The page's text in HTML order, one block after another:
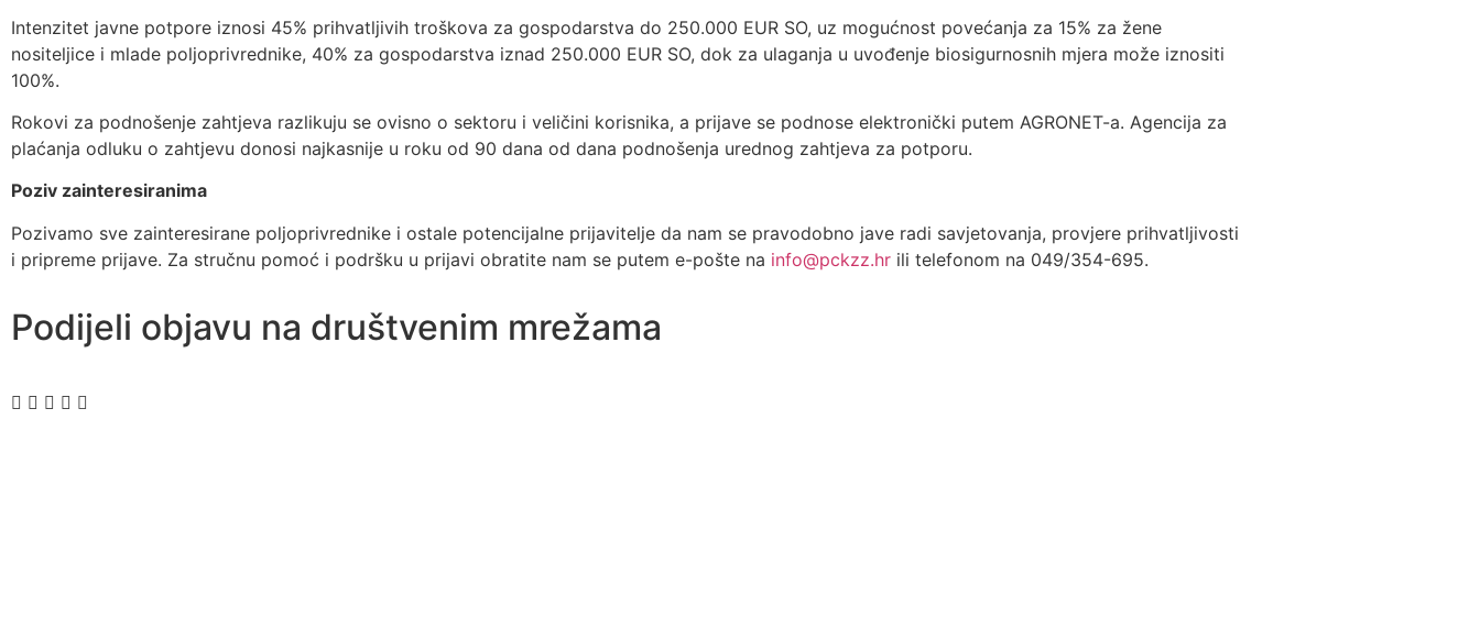
Intenzitet javne potpore iznosi 45% prihvatljivih troškova za gospodarstva do 250.000 EUR SO, uz mogućnost povećanja za 15% za žene
nositeljice i mlade poljoprivrednike, 40% za gospodarstva iznad 250.000 EUR SO, dok za ulaganja u uvođenje biosigurnosnih mjera može iznositi
100%.
Rokovi za podnošenje zahtjeva razlikuju se ovisno o sektoru i veličini korisnika, a prijave se podnose elektronički putem AGRONET-a. Agencija za
plaćanja odluku o zahtjevu donosi najkasnije u roku od 90 dana od dana podnošenja urednog zahtjeva za potporu.
Poziv zainteresiranima
Pozivamo sve zainteresirane poljoprivrednike i ostale potencijalne prijavitelje da nam se pravodobno jave radi savjetovanja, provjere prihvatljivosti
i pripreme prijave. Za stručnu pomoć i podršku u prijavi obratite nam se putem e-pošte na info@pckzz.hr ili telefonom na 049/354-695.
Podijeli objavu na društvenim mrežama